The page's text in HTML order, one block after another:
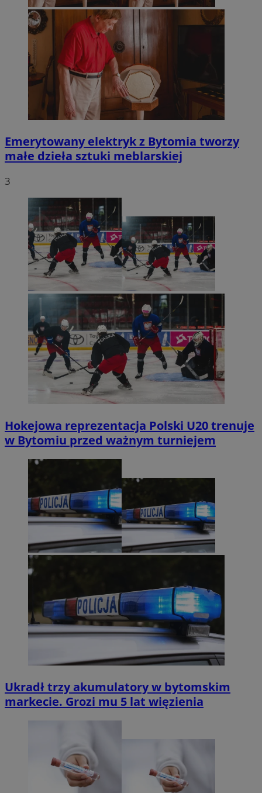
Emerytowany elektryk z Bytomia tworzy
małe dzieła sztuki meblarskiej
3
Hokejowa reprezentacja Polski U20 trenuje
w Bytomiu przed ważnym turniejem
Ukradł trzy akumulatory w bytomskim
markecie. Grozi mu 5 lat więzienia